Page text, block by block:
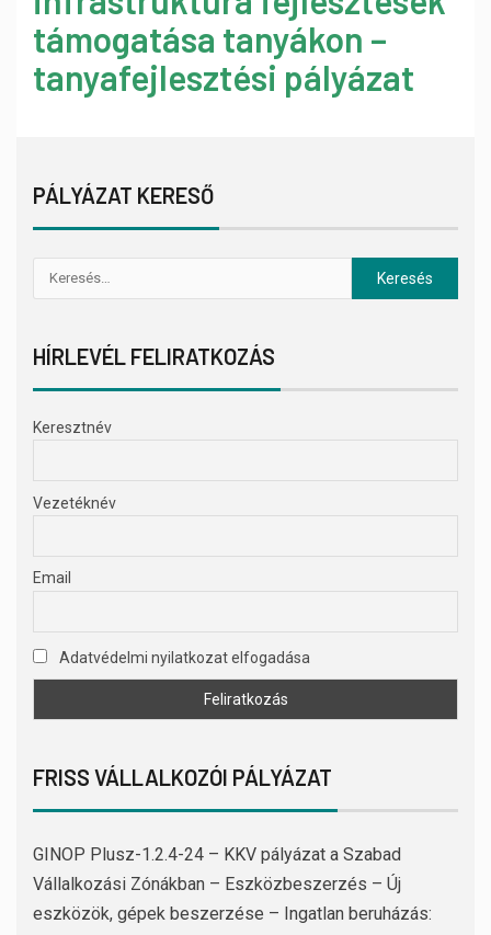
támogatása tanyákon –
tanyafejlesztési pályázat
PÁLYÁZAT KERESŐ
HÍRLEVÉL FELIRATKOZÁS
Keresztnév
Vezetéknév
Email
Adatvédelmi nyilatkozat elfogadása
FRISS VÁLLALKOZÓI PÁLYÁZAT
GINOP Plusz-1.2.4-24 – KKV pályázat a Szabad
Vállalkozási Zónákban – Eszközbeszerzés – Új
eszközök, gépek beszerzése – Ingatlan beruházás: